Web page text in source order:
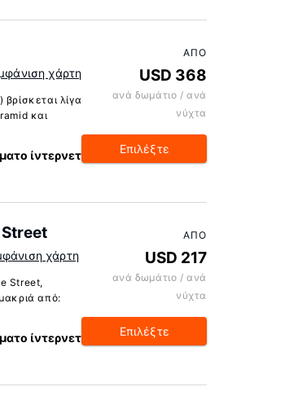
χάρτη
λίγα
και
ίντερνετ
ΑΠΌ
USD 368
ανά δωμάτιο / ανά
νύχτα
Επιλέξτε
χάρτη
Street,
από:
ίντερνετ
ΑΠΌ
USD 217
ανά δωμάτιο / ανά
νύχτα
Επιλέξτε